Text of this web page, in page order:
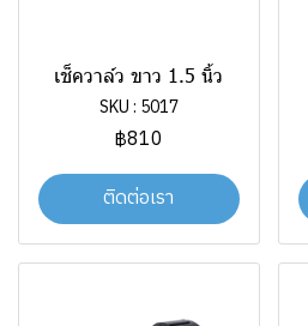
เช็ควาล์ว ขาว 1.5 นิ้ว
SKU : 5017
฿810
ติดต่อเรา